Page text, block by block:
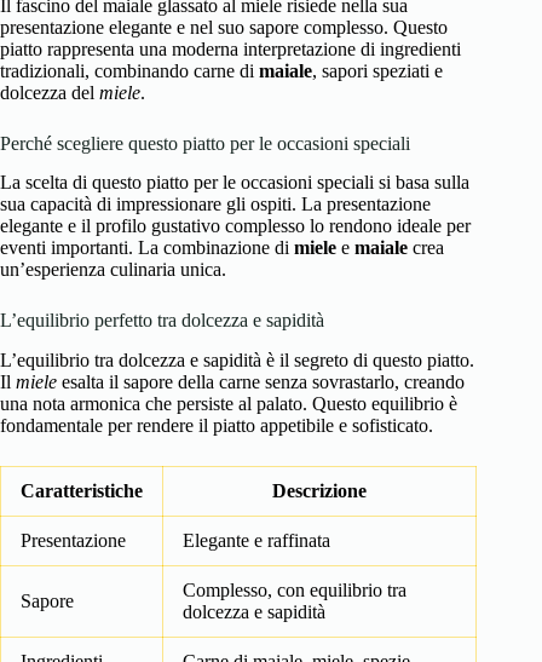
Il fascino del maiale glassato al miele risiede nella sua
presentazione elegante e nel suo sapore complesso. Questo
piatto rappresenta una moderna interpretazione di ingredienti
tradizionali, combinando carne di maiale, sapori speziati e
dolcezza del miele.
Perché scegliere questo piatto per le occasioni speciali
La scelta di questo piatto per le occasioni speciali si basa sulla
sua capacità di impressionare gli ospiti. La presentazione
elegante e il profilo gustativo complesso lo rendono ideale per
eventi importanti. La combinazione di miele e maiale crea
un’esperienza culinaria unica.
L’equilibrio perfetto tra dolcezza e sapidità
L’equilibrio tra dolcezza e sapidità è il segreto di questo piatto.
Il miele esalta il sapore della carne senza sovrastarlo, creando
una nota armonica che persiste al palato. Questo equilibrio è
fondamentale per rendere il piatto appetibile e sofisticato.
Caratteristiche Descrizione
Presentazione Elegante e raffinata
Sapore
Complesso, con equilibrio tra
dolcezza e sapidità